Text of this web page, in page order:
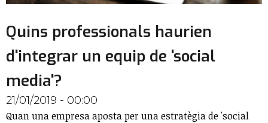
Quins professionals haurien
d'integrar un equip de 'social
media'?
21/01/2019 - 00:00
Quan una empresa aposta per una estratègia de 'social